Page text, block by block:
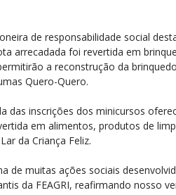
de responsabilidade social
arrecadada foi revertida em
a reconstrução da
Quero-Quero.
das inscrições dos minicursos
em alimentos, produtos de
da Criança Feliz.
de muitas ações sociais
da FEAGRI, reafirmando nosso